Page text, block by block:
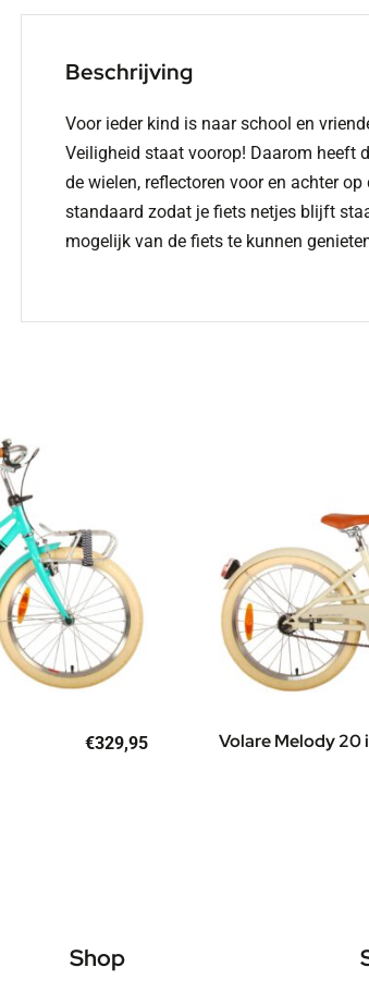
Beschrijving
Voor ieder kind is naar school en
Veiligheid staat voorop! Daarom heeft
de wielen, reflectoren voor en achter
standaard zodat je fiets netjes blijft
mogelijk van de fiets te kunnen
€329,95 Volare Melody 20
Shop